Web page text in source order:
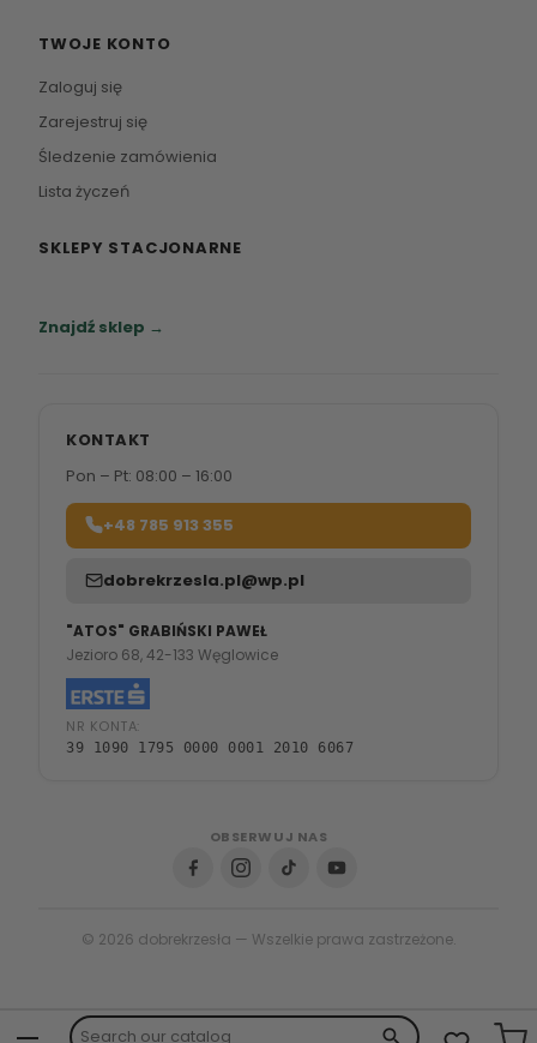
search
TWOJE KONTO
Zaloguj się
Zarejestruj się
Śledzenie zamówienia
Lista życzeń
SKLEPY STACJONARNE
Znajdź sklep →
KONTAKT
Pon – Pt: 08:00 – 16:00
+48 785 913 355
dobrekrzesla.pl@wp.pl
"ATOS" GRABIŃSKI PAWEŁ
Jezioro 68, 42-133 Węglowice
NR KONTA:
39 1090 1795 0000 0001 2010 6067
OBSERWUJ NAS
© 2026 dobrekrzesła — Wszelkie prawa zastrzeżone.